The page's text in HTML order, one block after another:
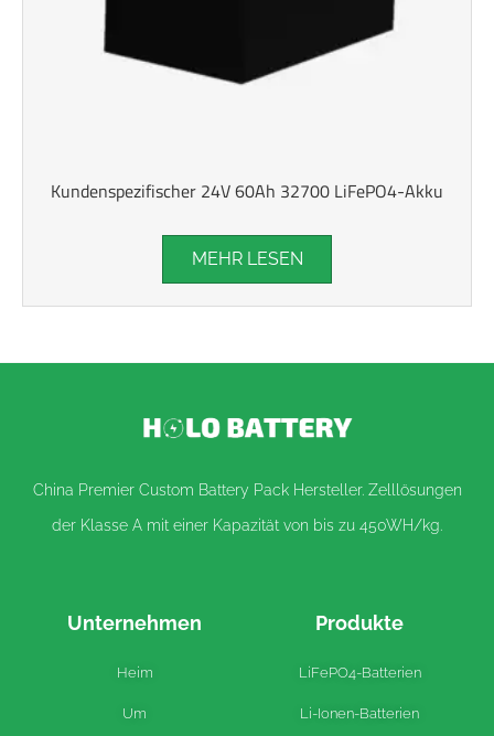
Kundenspezifischer 24V 60Ah 32700 LiFePO4-Akku
MEHR LESEN
China Premier Custom Battery Pack Hersteller. Zelllösungen
der Klasse A mit einer Kapazität von bis zu 450WH/kg.
Unternehmen
Heim
Um
Produkte
LiFePO4-Batterien
Li-Ionen-Batterien